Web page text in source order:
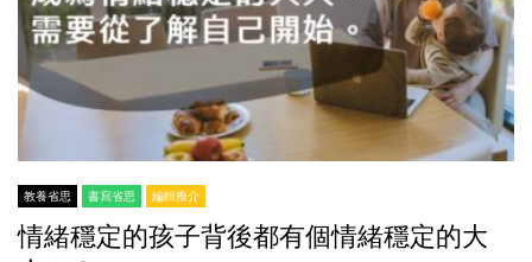
教養省思 書寫省思 編輯推介
情緒穩定的孩子背後都有個情緒穩定的大